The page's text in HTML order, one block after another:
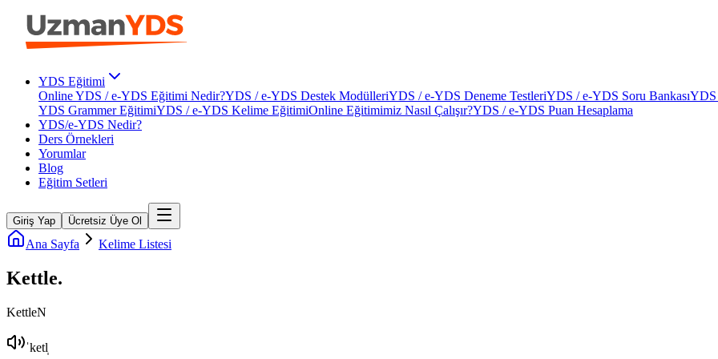
YDS Eğitimi
Online YDS / e-YDS Eğitimi Nedir?YDS / e-YDS Destek ModülleriYDS / e-YDS Deneme TestleriYDS / e-YDS Soru BankasıYDS
YDS Grammer EğitimiYDS / e-YDS Kelime EğitimiOnline Eğitimimiz Nasıl Çalışır?YDS / e-YDS Puan Hesaplama
YDS/e-YDS Nedir?
Ders Örnekleri
Yorumlar
Blog
Eğitim Setleri
Giriş Yap Ücretsiz Üye Ol
Ana Sayfa Kelime Listesi
Kettle.
KettleN
ˈketl̩